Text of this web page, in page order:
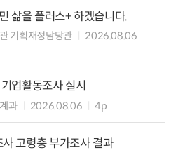
삶을 플러스+ 하겠습니다.
기획재정담당관
2026.08.06
업활동조사 실시
과 2026.08.06 4p
고령층 부가조사 결과